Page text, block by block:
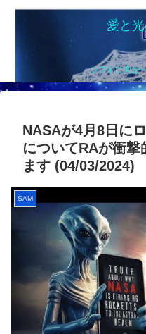
愛と
シフトに向か
NASAが4月8日に
についてRAが衝撃
ます (04/03/2024)
SAM